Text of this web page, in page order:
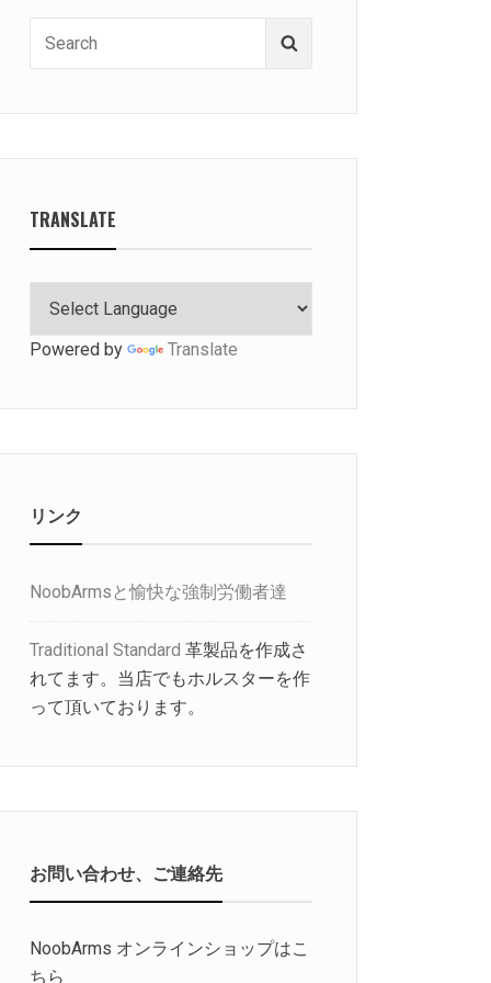
TRANSLATE
Powered by Translate
リンク
NoobArmsと愉快な強制労働者達
Traditional Standard 革製品を作成さ
れてます。当店でもホルスターを作
って頂いております。
お問い合わせ、ご連絡先
NoobArms オンラインショップはこ
ちら